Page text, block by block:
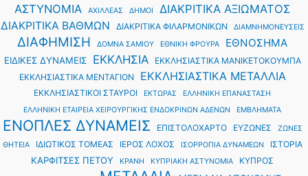
ΑΣΤΥΝΟΜΙΑ ΑΧΙΛΛΕΑΣ ΔΗΜΟΙ ΔΙΑΚΡΙΤΙΚΑ ΑΞΙΩΜΑΤΟΣ
ΔΙΑΚΡΙΤΙΚΑ ΒΑΘΜΩΝ ΔΙΑΚΡΙΤΙΚΑ ΦΙΛΑΡΜΟΝΙΚΩΝ ΔΙΑΜΝΗΜΟΝΕΥΣΕΙΣ
ΔΙΑΦΗΜΙΣΗ ΔΟΜΝΑ ΣΑΜΙΟΥ ΕΘΝΙΚΗ ΦΡΟΥΡΑ ΕΘΝΟΣΗΜΑ
ΕΙΔΙΚΕΣ ΔΥΝΑΜΕΙΣ ΕΚΚΛΗΣΙΑ
ΕΚΚΛΗΣΙΑΣΤΙΚΑ ΜΑΝΙΚΕΤΟΚΟΥΜΠΑ
ΕΚΚΛΗΣΙΑΣΤΙΚΑ ΜΕΝΤΑΓΙΟΝ
ΕΚΚΛΗΣΙΑΣΤΙΚΑ ΜΕΤΑΛΛΙΑ
ΕΚΚΛΗΣΙΑΣΤΙΚΟΙ ΣΤΑΥΡΟΙ ΕΚΤΩΡΑΣ
ΕΛΛΗΝΙΚΗ ΕΠΑΝΑΣΤΑΣΗ
ΕΛΛΗΝΙΚΗ ΕΤΑΙΡΕΙΑ ΧΕΙΡΟΥΡΓΙΚΗΣ ΕΝΔΟΚΡΙΝΩΝ ΑΔΕΝΩΝ
ΕΜΒΛΗΜΑΤΑ
ΕΝΟΠΛΕΣ ΔΥΝΑΜΕΙΣ ΕΠΙΣΤΟΛΟΧΑΡΤΟ ΕΥΖΩΝΕΣ
ΖΩΝΕΣ
ΘΗΤΕΙΑ
ΙΔΙΩΤΙΚΟΣ ΤΟΜΕΑΣ ΙΕΡΟΣ ΛΟΧΟΣ ΙΣΟΡΡΟΠΙΑ ΔΥΝΑΜΕΩΝ ΙΣΤΟΡΙΑ
ΚΑΡΦΙΤΣΕΣ ΠΕΤΟΥ ΚΡΑΝΗ ΚΥΠΡΙΑΚΗ ΑΣΤΥΝΟΜΙΑ ΚΥΠΡΟΣ